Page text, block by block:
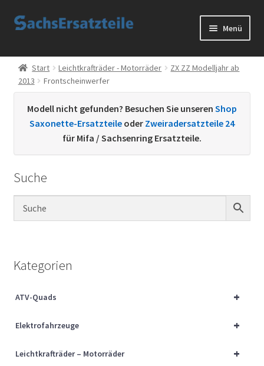
Zur
Zum
Menü
Start
AGB
Datenschutzerklärung
Kontakt
Sachs Ersatzteile
Über uns
Start Leichtkrafträder - Motorräder
ZX ZZ Modelljahr ab
2013
Frontscheinwerfer
Modell nicht gefunden? Besuchen Sie unseren Shop
Saxonette-Ersatzteile oder Zweiradersatzteile 24
für Mifa / Sachsenring Ersatzteile.
Suche
Kategorien
+
ATV-Quads
+
Elektrofahrzeuge
+
Leichtkrafträder – Motorräder